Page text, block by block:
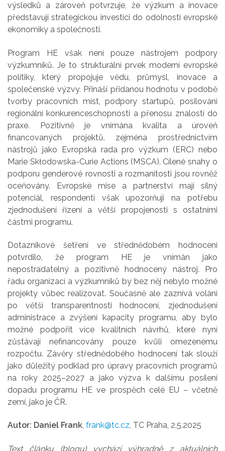
výsledků a zároveň potvrzuje, že výzkum a inovace
představují strategickou investici do odolnosti evropské
ekonomiky a společnosti.
Program HE však není pouze nástrojem podpory
výzkumníků. Je to strukturální prvek moderní evropské
politiky, který propojuje vědu, průmysl, inovace a
společenské výzvy. Přináší přidanou hodnotu v podobě
tvorby pracovních míst, podpory startupů, posilování
regionální konkurenceschopnosti a přenosu znalostí do
praxe. Pozitivně je vnímána kvalita a úroveň
financovaných projektů, zejména prostřednictvím
nástrojů jako Evropská rada pro výzkum (ERC) nebo
Marie Skłodowska-Curie Actions (MSCA). Cílené snahy o
podporu genderové rovnosti a rozmanitosti jsou rovněž
oceňovány. Evropské mise a partnerství mají silný
potenciál, respondenti však upozorňují na potřebu
zjednodušení řízení a větší propojenosti s ostatními
částmi programu.
Dotazníkové šetření ve střednědobém hodnocení
potvrdilo, že program HE je vnímán jako
nepostradatelný a pozitivně hodnocený nástroj. Pro
řadu organizací a výzkumníků by bez něj nebylo možné
projekty vůbec realizovat. Současně ale zaznívá volání
po větší transparentnosti hodnocení, zjednodušení
administrace a zvýšení kapacity programu, aby bylo
možné podpořit více kvalitních návrhů, které nyní
zůstávají nefinancovány pouze kvůli omezenému
rozpočtu. Závěry střednědobého hodnocení tak slouží
jako důležitý podklad pro úpravy pracovních programů
na roky 2025–2027 a jako výzva k dalšímu posílení
dopadu programu HE ve prospěch celé EU – včetně
zemí, jako je ČR.
Autor: Daniel Frank, frank@tc.cz, TC Praha, 2.5.2025
Text článku (blogu) vychází výhradně z aktuálních